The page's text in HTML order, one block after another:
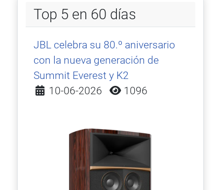
Top 5 en 60 días
JBL celebra su 80.º aniversario
con la nueva generación de
Summit Everest y K2
Detalles
10-06-2026 1096